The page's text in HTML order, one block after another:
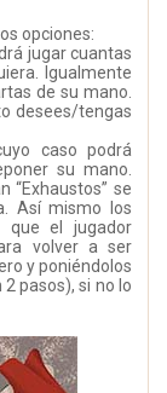
opciones:
jugar cuantas
Igualmente
de su mano.
desees/tengas
caso podrá
su mano.
“Exhaustos” se
Así mismo los
que el jugador
volver a ser
y poniéndolos
pasos), si no lo